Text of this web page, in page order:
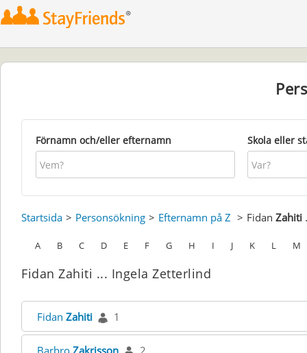
Förnamn och/eller efternamn Skola eller
Startsida Personsökning Efternamn på Z Fidan Zahiti
A B C D E F G H I J K L M
Fidan Zahiti ... Ingela Zetterlind
Fidan Zahiti 1
Barbro Zakrisson 2